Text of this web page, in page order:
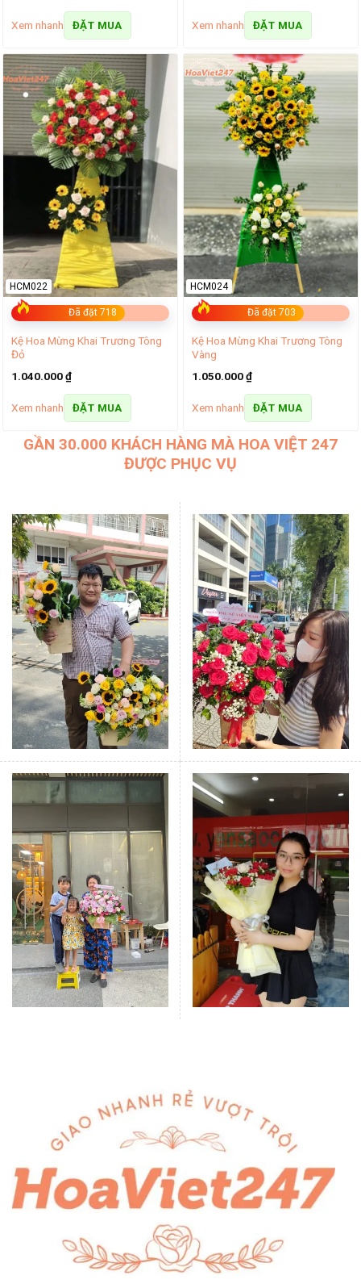
Xem nhanh ĐẶT MUA Xem nhanh ĐẶT MUA
Đã đặt 718
HCM022
Kệ Hoa Mừng Khai Trương Tông
Đỏ
1.040.000₫
Xem nhanh ĐẶT MUA
Đã đặt 703
HCM024
Kệ Hoa Mừng Khai Trương Tông
Vàng
1.050.000₫
Xem nhanh ĐẶT MUA
GẦN 30.000 KHÁCH HÀNG MÀ HOA VIỆT 247
ĐƯỢC PHỤC VỤ